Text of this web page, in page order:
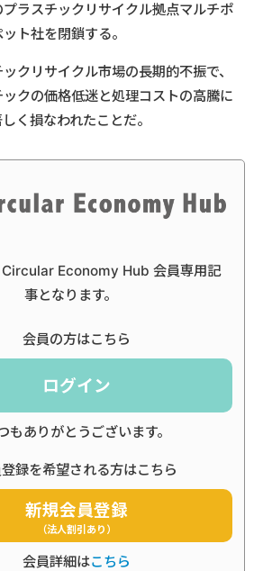
ラスチックリサイクル拠点マルチポ
ト社を閉鎖する。
クリサイクル市場の長期的不振で、
クの価格低迷と処理コストの高騰に
く損なわれたことだ。
Circular Economy Hub 会員専用記
事となります。
会員の方はこちら
ログイン
もありがとうございます。
録を希望される方はこちら
新規会員登録
（法人割引あり）
会員詳細はこちら